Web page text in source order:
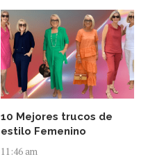
10 Mejores trucos de
estilo Femenino
11:46 am